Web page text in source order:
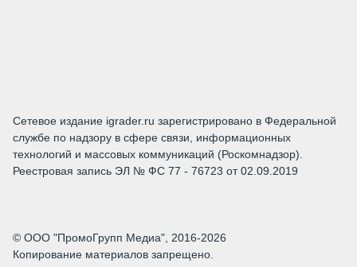
Сетевое издание igrader.ru зарегистрировано в Федеральной
службе по надзору в сфере связи, информационных
технологий и массовых коммуникаций (Роскомнадзор).
Реестровая запись ЭЛ № ФС 77 - 76723 от 02.09.2019
© ООО "ПромоГрупп Медиа", 2016-2026
Копирование материалов запрещено.